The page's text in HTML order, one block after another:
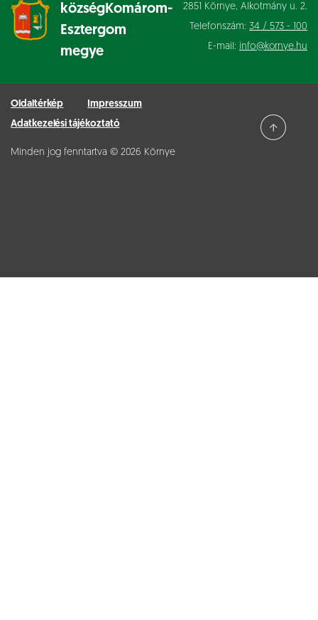
község Komárom-
Esztergom
megye
2851 Környe, Alkotmány u. 2.
Telefonszám: 34 / 573 - 100
E-mail: info@kornye.hu
Oldaltérkép
Impresszum
Adatkezelési tájékoztató
Minden jog fenntartva © 2026 Környe